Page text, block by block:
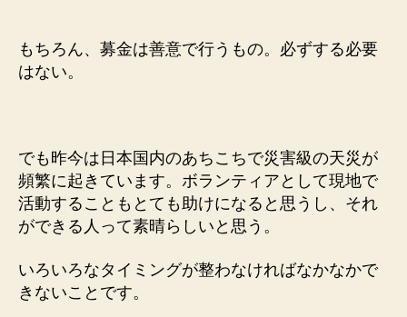
もちろん、募金は善意で行うもの。必ずする必要
はない。
でも昨今は日本国内のあちこちで災害級の天災が
頻繁に起きています。ボランティアとして現地で
活動することもとても助けになると思うし、それ
ができる人って素晴らしいと思う。
いろいろなタイミングが整わなければなかなかで
きないことです。